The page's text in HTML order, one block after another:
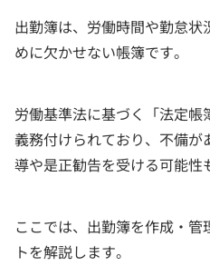
出勤簿は、労働時間や勤怠
めに欠かせない帳簿です。
労働基準法に基づく「法定
義務付けられており、不備
導や是正勧告を受ける可能性
ここでは、出勤簿を作成・
トを解説します。